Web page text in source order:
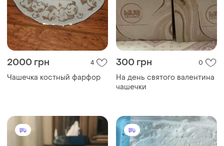
2000 грн 4
Чашечка костный фарфор
300 грн 0
На день святого валентина
чашечки